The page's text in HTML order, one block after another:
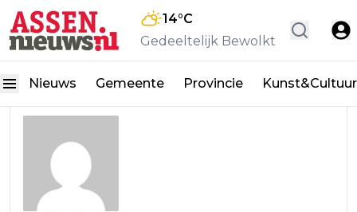
14°C
Gedeeltelijk Bewolkt
Nieuws Gemeente Provincie Kunst&Cultuur